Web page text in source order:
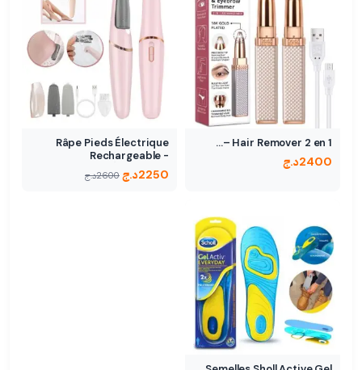
Hair Remover 2 en 1 –…
2400د.ج
Râpe Pieds Électrique
Rechargeable -
Élimination…
2250د.ج 2600د.ج